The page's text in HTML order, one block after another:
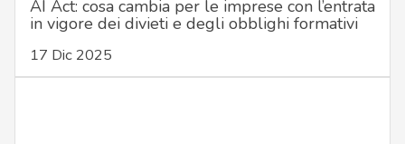
AI Act: cosa cambia per le imprese con l’entrata
in vigore dei divieti e degli obblighi formativi
17 Dic 2025